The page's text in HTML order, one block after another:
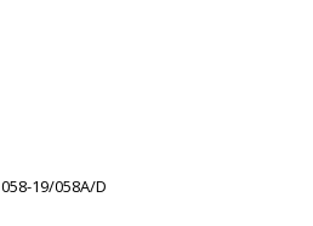
058-19/058A/D